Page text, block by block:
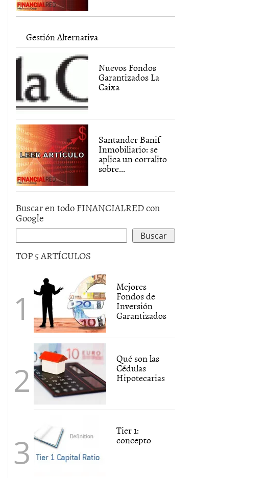
Gestión Alternativa
Nuevos Fondos
Garantizados La
Caixa
Santander Banif
Inmobiliario: se
aplica un corralito
sobre...
Buscar en todo FINANCIALRED con
Google
TOP 5 ARTÍCULOS
Mejores
Fondos de
Inversión
Garantizados
Qué son las
Cédulas
Hipotecarias
Tier 1:
concepto